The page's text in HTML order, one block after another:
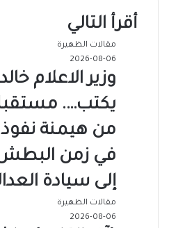
أقرأ التالي
مقالات الظهيرة
2026-08-06
وزير الاعلام
يكتب….
من هيمنة
في زمن البطش
إلى سيادة
مقالات الظهيرة
2026-08-06